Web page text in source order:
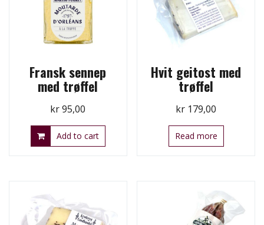
Fransk sennep
med trøffel
kr95,00
Add to cart
Hvit geitost med
trøffel
kr 179,00
Read more